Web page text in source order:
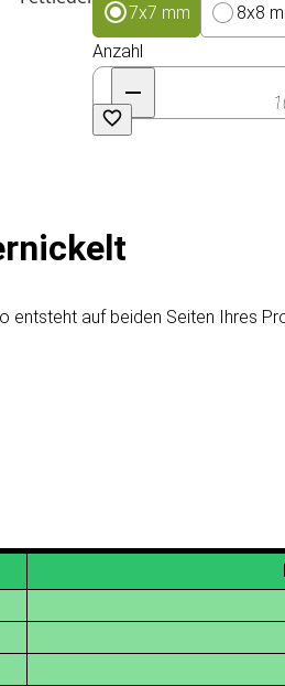
7x7 mm 8x8
Anzahl
auf beiden Seiten Ihres